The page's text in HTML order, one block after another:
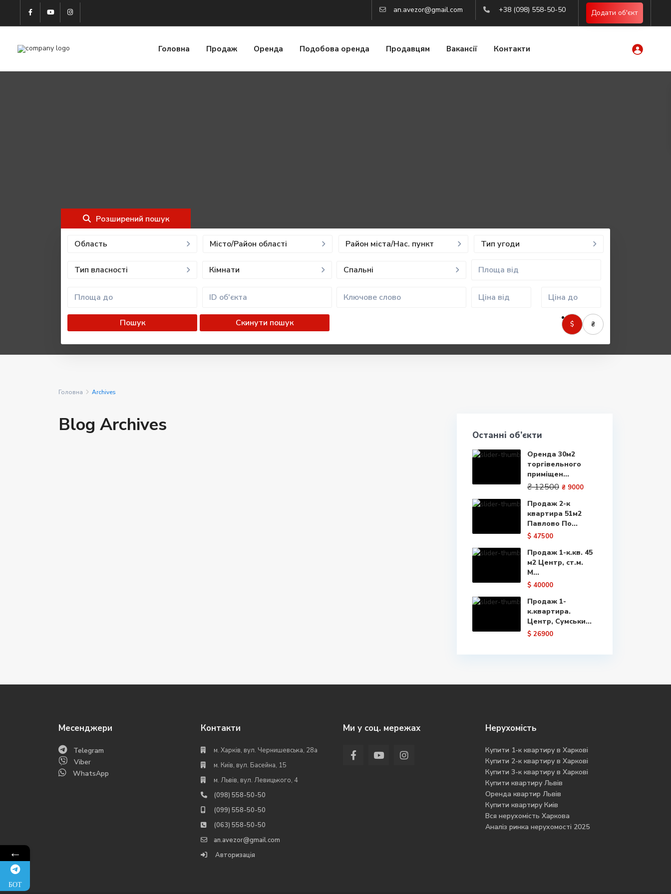
an.avezor@gmail.com +38 (098) 558-50-50 Додати об'єкт
Головна Продаж Оренда Подобова оренда Продавцям Вакансії Контакти
Розширений пошук
Область Місто/Район області Район міста/Нас. пункт Тип угоди
Тип власності Кімнати Спальні
Пошук Скинути пошук $ ₴
Головна Archives
Blog Archives Останні об’єкти
Оренда 30м2
торгівельного
приміщен...
₴ 12500 ₴ 9000
Продаж 2-к
квартира 51м2
Павлово По...
$ 47500
Продаж 1-к.кв. 45
м2 Центр, ст.м.
М...
$ 40000
Продаж 1-
к.квартира.
Центр, Сумськи...
$ 26900
Месенджери
Telegram
Viber
WhatsApp
Контакти
м. Харків, вул. Чернишевська, 28а
м. Київ, вул. Басейна, 15
м. Львів, вул. Левицького, 4
(098) 558-50-50
(099) 558-50-50
(063) 558-50-50
an.avezor@gmail.com
Авторизація
Ми у соц. мережах Нерухомість
Купити 1-к квартиру в Харкові
Купити 2-к квартиру в Харкові
Купити 3-к квартиру в Харкові
Купити квартиру Львів
Оренда квартир Львів
Купити квартиру Киів
Вся нерухомість Харкова
Аналіз ринка нерухомості 2025
←
БОТ